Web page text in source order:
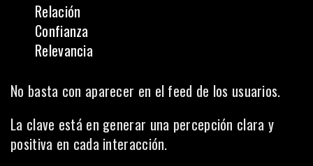
Relación
Confianza
Relevancia
No basta con aparecer en el feed de los usuarios.
La clave está en generar una percepción clara y
positiva en cada interacción.